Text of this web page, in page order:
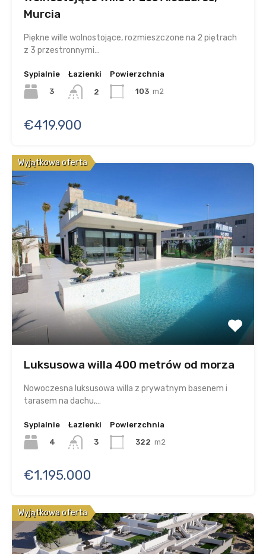
Murcia
Piękne wille wolnostojące, rozmieszczone na 2 piętrach
z 3 przestronnymi…
Sypialnie
3
Łazienki
2
Powierzchnia
103 m2
€419.900
Wyjątkowa oferta
Luksusowa willa 400 metrów od morza
Nowoczesna luksusowa willa z prywatnym basenem i
tarasem na dachu,…
Sypialnie
4
Łazienki
3
Powierzchnia
322 m2
€1.195.000
Wyjątkowa oferta